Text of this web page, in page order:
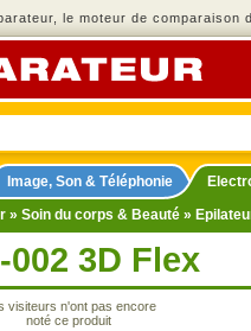
le moteur de comparaison
Image, Son & Téléphonie
» Soin du corps & Beauté »
3D Flex
visiteurs n'ont pas encore
noté ce produit